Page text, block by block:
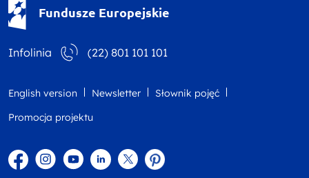
Fundusze Europejskie
Infolinia (22) 801 101 101
English version Newsletter
Słownik pojęć
Promocja projektu
FacebookInstagram
YouTubeLinkedintwitterPinterest